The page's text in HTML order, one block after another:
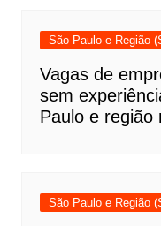
São Paulo e Região
Vagas de
sem
Paulo e região
São Paulo e Região